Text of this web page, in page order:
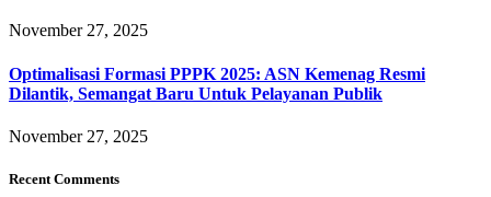
November 27, 2025
Optimalisasi Formasi PPPK 2025: ASN Kemenag Resmi
Dilantik, Semangat Baru Untuk Pelayanan Publik
November 27, 2025
Recent Comments